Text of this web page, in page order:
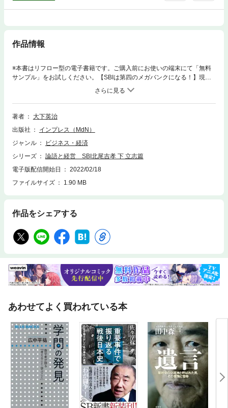
作品情報
※本書はリフロー型の電子書籍です。ご購入前にお使いの端末にて「無料
サンプル」をお試しください。【SBIは第四のメガバンクになる！】現代
の渋沢栄一。英傑の志と人脈。『論語と算盤』を地で行く漢――その思想
と戦略SBIホールディングス北尾吉孝社長が目指す三大経営者とは!? 古
巣・野村證券の純営業利益を抜き去ろうとするSBI躍進の影にある崇高な
経営思想と多彩な人脈。全経営者必読の経営者論！孫正義ソフトバンクグ
三大経営者――渋沢栄一、松下幸之助、稲盛和夫第二章 SBI、経常利益で
野村ホールディングスを抜く第三章 二一世紀の中核産業――バイオ分野へ
達成第六章 大物社外取締役――竹中平蔵と五味廣文第七章 北尾人脈第八
章 財界トップ人脈――久しくして之を敬す第九章 刺激的人脈第一〇章 後
継者育成と日本の底力終章 北尾吉孝「日本人的な日本人」を自負
著者
大下英治
出版社
インプレス（MdN）
ジャンル
ビジネス・経済
シリーズ
論語と経営 SBI北尾吉孝 下 立志篇
電子版配信開始日
2022/02/18
ファイルサイズ
1.90 MB
作品をシェアする
あわせてよく買われている本